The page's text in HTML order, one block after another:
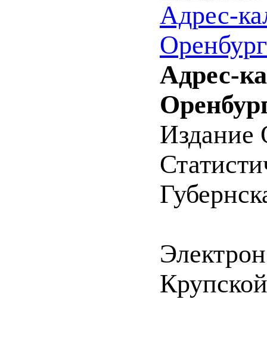
Адрес-
Адрес-
Издание